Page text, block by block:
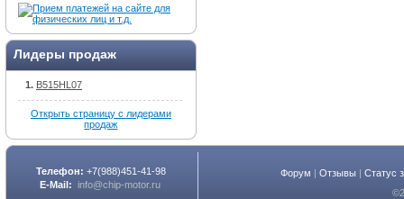
Лидеры продаж
B515HL07
Открыть страницу с лидерами
продаж
Телефон: +7(988)451-41-98
E-Mail: info@chip-motor.ru
Форум |Отзывы |Статус